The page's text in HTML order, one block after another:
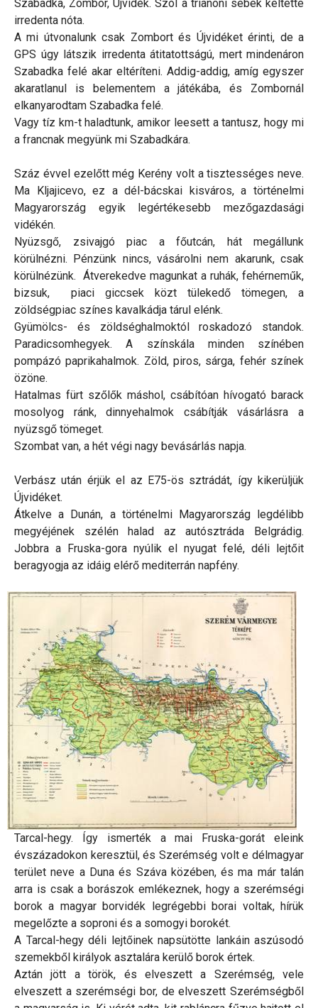
Szabadka, Zombor, Újvidék. Szól a trianoni sebek keltette
irredenta nóta.
A mi útvonalunk csak Zombort és Újvidéket érinti, de a
GPS úgy látszik irredenta átitatottságú, mert mindenáron
Szabadka felé akar eltéríteni. Addig-addig, amíg egyszer
akaratlanul is belementem a játékába, és Zombornál
elkanyarodtam Szabadka felé.
Vagy tíz km-t haladtunk, amikor leesett a tantusz, hogy mi
a francnak megyünk mi Szabadkára.
Száz évvel ezelőtt még Kerény volt a tisztességes neve.
Ma Kljajicevo, ez a dél-bácskai kisváros, a történelmi
Magyarország egyik legértékesebb mezőgazdasági
vidékén.
Nyüzsgő, zsivajgó piac a főutcán, hát megállunk
körülnézni. Pénzünk nincs, vásárolni nem akarunk, csak
körülnézünk. Átverekedve magunkat a ruhák, fehérneműk,
bizsuk, piaci giccsek közt tülekedő tömegen, a
zöldségpiac színes kavalkádja tárul elénk.
Gyümölcs- és zöldséghalmoktól roskadozó standok.
Paradicsomhegyek. A színskála minden színében
pompázó paprikahalmok. Zöld, piros, sárga, fehér színek
özöne.
Hatalmas fürt szőlők máshol, csábítóan hívogató barack
mosolyog ránk, dinnyehalmok csábítják vásárlásra a
nyüzsgő tömeget.
Szombat van, a hét végi nagy bevásárlás napja.
Verbász után érjük el az E75-ös sztrádát, így kikerüljük
Újvidéket.
Átkelve a Dunán, a történelmi Magyarország legdélibb
megyéjének szélén halad az autósztráda Belgrádig.
Jobbra a Fruska-gora nyúlik el nyugat felé, déli lejtőit
beragyogja az idáig elérő mediterrán napfény.
Tarcal-hegy. Így ismerték a mai Fruska-gorát eleink
évszázadokon keresztül, és Szerémség volt e délmagyar
terület neve a Duna és Száva közében, és ma már talán
arra is csak a borászok emlékeznek, hogy a szerémségi
borok a magyar borvidék legrégebbi borai voltak, hírük
megelőzte a soproni és a somogyi borokét.
A Tarcal-hegy déli lejtőinek napsütötte lankáin aszúsodó
szemekből királyok asztalára kerülő borok értek.
Aztán jött a török, és elveszett a Szerémség, vele
elveszett a szerémségi bor, de elveszett Szerémségből